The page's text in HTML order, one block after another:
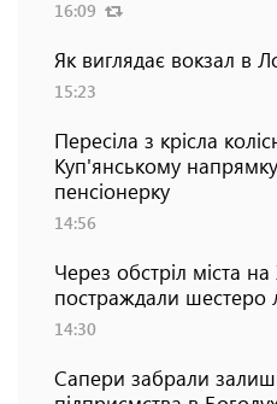
16:09
Як виглядає вокзал в
15:23
Пересіла з крісла
Куп'янському напрямку
пенсіонерку
14:56
Через обстріл міста
постраждали шестеро
14:30
Сапери забрали